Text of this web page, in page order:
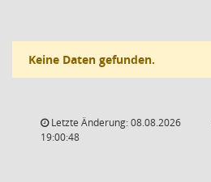
Keine Daten gefunden.
Letzte Änderung: 08.08.2026
19:00:48